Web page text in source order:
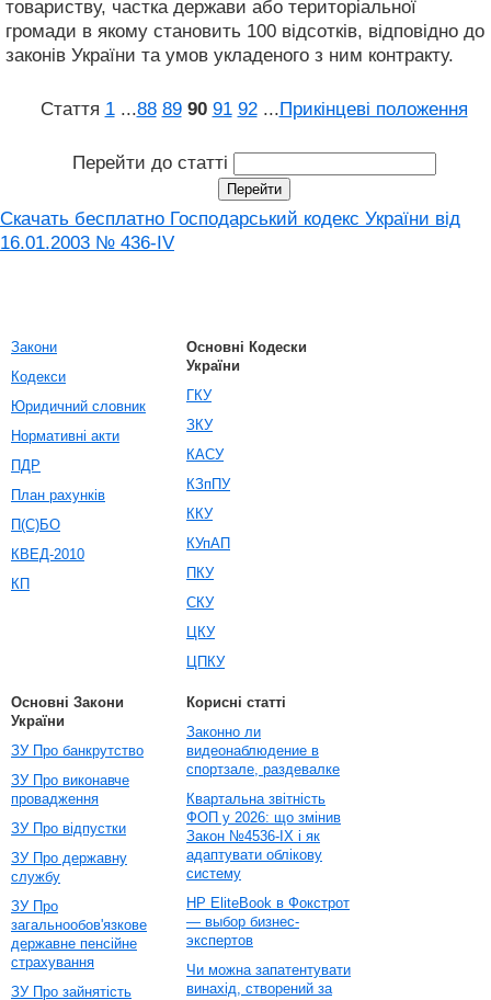
товариству, частка держави або територіальної
громади в якому становить 100 відсотків, відповідно до
законів України та умов укладеного з ним контракту.
Стаття 1 ...88 89 90 91 92 ...Прикінцеві положення
Перейти до статті
Скачать бесплатно Господарський кодекс України від
16.01.2003 № 436-IV
Закони
Кодекси
Юридичний словник
Нормативні акти
ПДР
План рахунків
П(С)БО
КВЕД-2010
КП
Основні Кодески
України
ГКУ
ЗКУ
КАСУ
КЗпПУ
ККУ
КУпАП
ПКУ
СКУ
ЦКУ
ЦПКУ
Основні Закони
України
ЗУ Про банкрутство
ЗУ Про виконавче
провадження
ЗУ Про відпустки
ЗУ Про державну
службу
ЗУ Про
загальнообов'язкове
державне пенсійне
страхування
ЗУ Про зайнятість
Корисні статті
Законно ли
видеонаблюдение в
спортзале, раздевалке
Квартальна звітність
ФОП у 2026: що змінив
Закон №4536-IX і як
адаптувати облікову
систему
HP EliteBook в Фокстрот
— выбор бизнес-
экспертов
Чи можна запатентувати
винахід, створений за